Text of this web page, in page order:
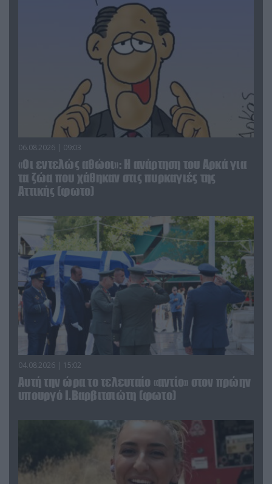
06.08.2026 | 09:03
«Οι εντελώς αθώοι»: Η ανάρτηση του Αρκά για
τα ζώα που χάθηκαν στις πυρκαγιές της
Αττικής (φωτο)
04.08.2026 | 15:02
Αυτή την ώρα το τελευταίο «αντίο» στον πρώην
υπουργό Ι.Βαρβιτσιώτη (φωτο)